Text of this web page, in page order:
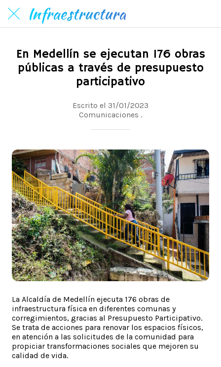
Infraestructura
En Medellín se ejecutan 176 obras
públicas a través de presupuesto
participativo
Escrito el 31/01/2023
Comunicaciones .
La Alcaldía de Medellín ejecuta 176 obras de
infraestructura física en diferentes comunas y
corregimientos, gracias al Presupuesto Participativo.
Se trata de acciones para renovar los espacios físicos,
en atención a las solicitudes de la comunidad para
propiciar transformaciones sociales que mejoren su
calidad de vida.